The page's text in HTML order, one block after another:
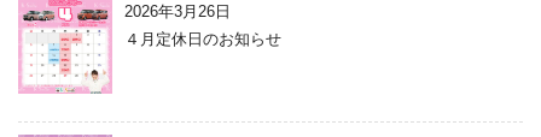
2026年3月26日
４月定休日のお知らせ